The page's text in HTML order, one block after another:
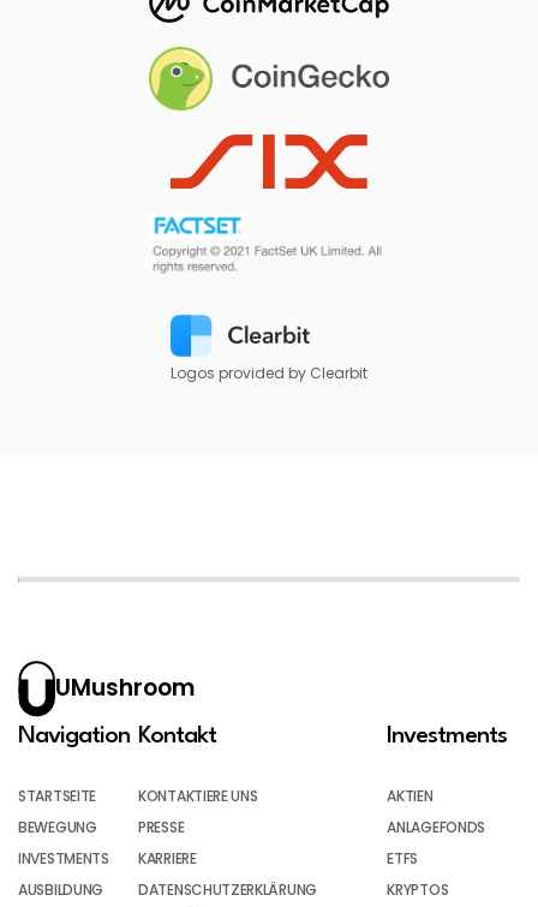
Logos provided by Clearbit
UMushroom
Navigation
STARTSEITE
BEWEGUNG
INVESTMENTS
AUSBILDUNG
Kontakt
KONTAKTIERE UNS
PRESSE
KARRIERE
DATENSCHUTZERKLÄRUNG
Investments
AKTIEN
ANLAGEFONDS
ETFS
KRYPTOS